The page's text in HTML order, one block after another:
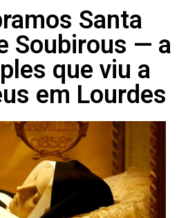
Santa
Soubirous — a
que viu a
em Lourdes